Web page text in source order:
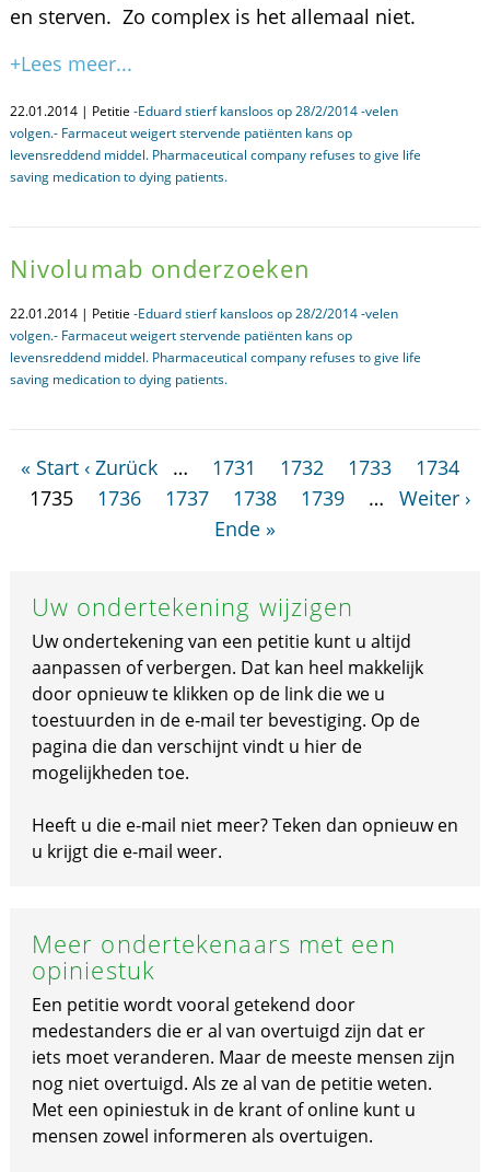
en sterven. Zo complex is het allemaal niet.
+Lees meer...
22.01.2014 | Petitie -Eduard stierf kansloos op 28/2/2014 -velen
volgen.- Farmaceut weigert stervende patiënten kans op
levensreddend middel. Pharmaceutical company refuses to give life
saving medication to dying patients.
Nivolumab onderzoeken
22.01.2014 | Petitie -Eduard stierf kansloos op 28/2/2014 -velen
volgen.- Farmaceut weigert stervende patiënten kans op
levensreddend middel. Pharmaceutical company refuses to give life
saving medication to dying patients.
« Start ‹ Zurück … 1731 1732 1733
1734
1735
1736 1737 1738 1739 …
Weiter ›
Ende »
Uw ondertekening wijzigen
Uw ondertekening van een petitie kunt u altijd
aanpassen of verbergen. Dat kan heel makkelijk
door opnieuw te klikken op de link die we u
toestuurden in de e-mail ter bevestiging. Op de
pagina die dan verschijnt vindt u hier de
mogelijkheden toe.
Heeft u die e-mail niet meer? Teken dan opnieuw en
u krijgt die e-mail weer.
Meer ondertekenaars met een
opiniestuk
Een petitie wordt vooral getekend door
medestanders die er al van overtuigd zijn dat er
iets moet veranderen. Maar de meeste mensen zijn
nog niet overtuigd. Als ze al van de petitie weten.
Met een opiniestuk in de krant of online kunt u
mensen zowel informeren als overtuigen.